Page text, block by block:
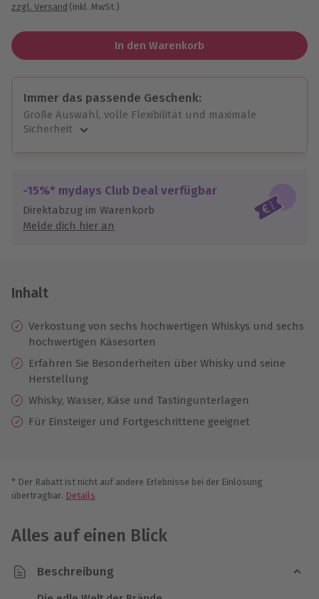
zzgl. Versand (inkl. MwSt.)
In den Warenkorb
Immer das passende Geschenk:
Große Auswahl, volle Flexibilität und maximale
Sicherheit
Jeder Gutschein für alle Erlebnisse einlösbar.
Maximale Sicherheit
10 Jahre gültig & verlängerbar.
-15%* mydays Club Deal verfügbar
Direktabzug im Warenkorb
Melde dich hier an
Inhalt
Verkostung von sechs hochwertigen Whiskys und sechs
hochwertigen Käsesorten
Erfahren Sie Besonderheiten über Whisky und seine
Herstellung
Whisky, Wasser, Käse und Tastingunterlagen
Für Einsteiger und Fortgeschrittene geeignet
* Der Rabatt ist nicht auf andere Erlebnisse bei der Einlösung
übertragbar. Details
Alles auf einen Blick
Beschreibung